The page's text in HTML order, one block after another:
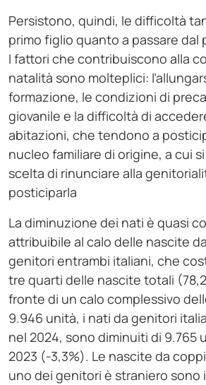
Persistono, quindi, le difficoltà
primo figlio quanto a passare dal
I fattori che contribuiscono alla
natalità sono molteplici:
formazione, le condizioni di
giovanile e la difficoltà di
abitazioni, che tendono a
nucleo familiare di origine, a cui
scelta di rinunciare alla
posticiparla
La diminuzione dei nati è quasi
attribuibile al calo delle nascite
genitori entrambi italiani, che
tre quarti delle nascite totali
fronte di un calo complessivo
9.946 unità, i nati da genitori
nel 2024, sono diminuiti di 9.765
2023 (-3,3%). Le nascite da
uno dei genitori è straniero sono